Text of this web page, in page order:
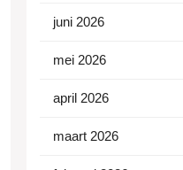
juni 2026
mei 2026
april 2026
maart 2026